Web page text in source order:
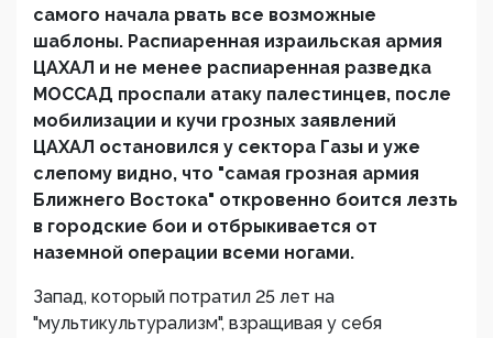
самого начала рвать все возможные
шаблоны. Распиаренная израильская армия
ЦАХАЛ и не менее распиаренная разведка
МОССАД проспали атаку палестинцев, после
мобилизации и кучи грозных заявлений
ЦАХАЛ остановился у сектора Газы и уже
слепому видно, что "самая грозная армия
Ближнего Востока" откровенно боится лезть
в городские бои и отбрыкивается от
наземной операции всеми ногами.
Запад, который потратил 25 лет на
"мультикультурализм", взращивая у себя